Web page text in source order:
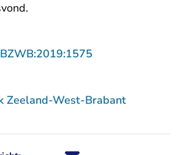
Zeeland-West-Brabant